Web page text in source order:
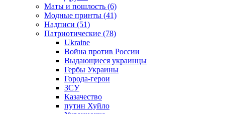
Маты и пошлость (6)
Модные принты (41)
Надписи (51)
Патриотические (78)
Ukraine
Война против России
Выдающиеся украинцы
Гербы Украины
Города-герои
ЗСУ
Казачество
путин Хуйло